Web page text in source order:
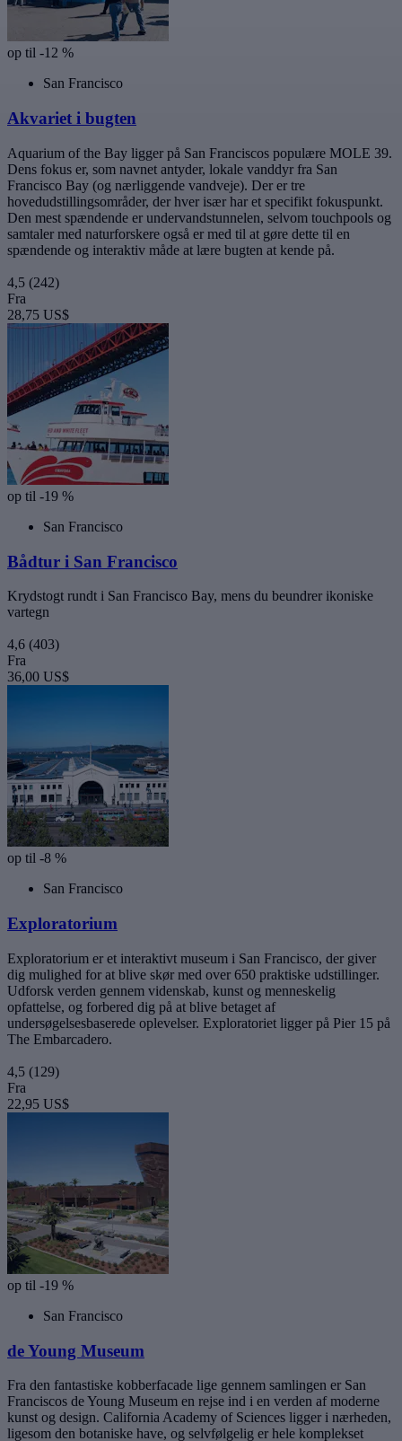
op til -12 %
San Francisco
Akvariet i bugten
Aquarium of the Bay ligger på San Franciscos populære MOLE 39.
Dens fokus er, som navnet antyder, lokale vanddyr fra San
Francisco Bay (og nærliggende vandveje). Der er tre
hovedudstillingsområder, der hver især har et specifikt fokuspunkt.
Den mest spændende er undervandstunnelen, selvom touchpools og
samtaler med naturforskere også er med til at gøre dette til en
spændende og interaktiv måde at lære bugten at kende på.
4,5 (242)
Fra
28,75 US$
op til -19 %
San Francisco
Bådtur i San Francisco
Krydstogt rundt i San Francisco Bay, mens du beundrer ikoniske
vartegn
4,6 (403)
Fra
36,00 US$
op til -8 %
San Francisco
Exploratorium
Exploratorium er et interaktivt museum i San Francisco, der giver
dig mulighed for at blive skør med over 650 praktiske udstillinger.
Udforsk verden gennem videnskab, kunst og menneskelig
opfattelse, og forbered dig på at blive betaget af
undersøgelsesbaserede oplevelser. Exploratoriet ligger på Pier 15 på
The Embarcadero.
4,5 (129)
Fra
22,95 US$
op til -19 %
San Francisco
de Young Museum
Fra den fantastiske kobberfacade lige gennem samlingen er San
Franciscos de Young Museum en rejse ind i en verden af moderne
kunst og design. California Academy of Sciences ligger i nærheden,
ligesom den botaniske have, og selvfølgelig er hele komplekset